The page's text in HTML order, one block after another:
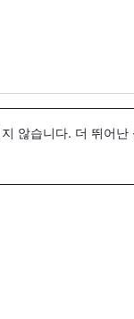
않습니다. 더 뛰어